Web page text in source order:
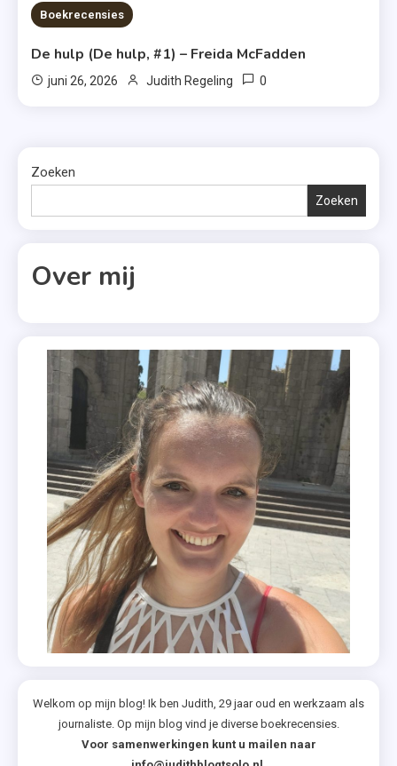
7 MINS READ
Boekrecensies
De hulp (De hulp, #1) – Freida McFadden
juni 26, 2026 Judith Regeling 0
Zoeken
Zoeken
Over mij
Welkom op mijn blog! Ik ben Judith, 29 jaar oud en werkzaam als
journaliste. Op mijn blog vind je diverse boekrecensies.
Voor samenwerkingen kunt u mailen naar